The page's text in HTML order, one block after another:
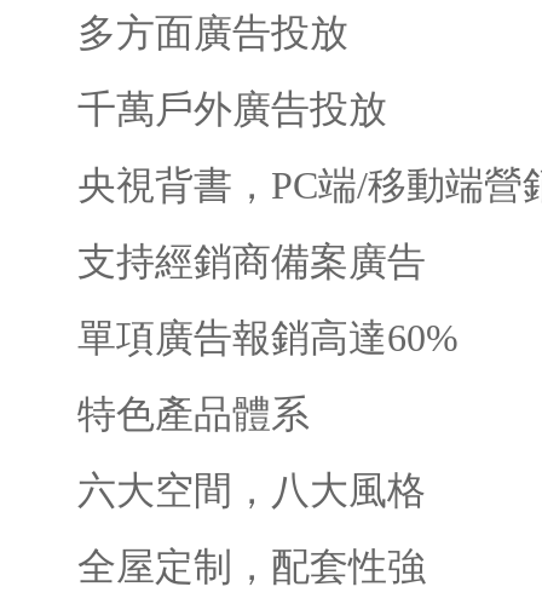
多方面廣告投放
千萬戶外廣告投放
央視背書，PC端/移動端營
支持經銷商備案廣告
單項廣告報銷高達60%
特色產品體系
六大空間，八大風格
全屋定制，配套性強